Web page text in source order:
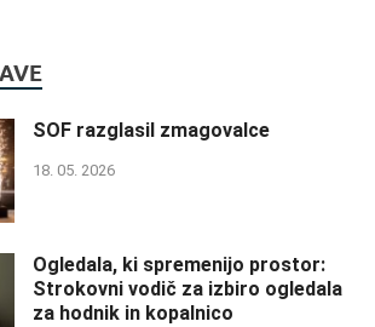
SOF razglasil zmagovalce
18. 05. 2026
Ogledala, ki spremenijo prostor:
Strokovni vodič za izbiro ogledala
za hodnik in kopalnico